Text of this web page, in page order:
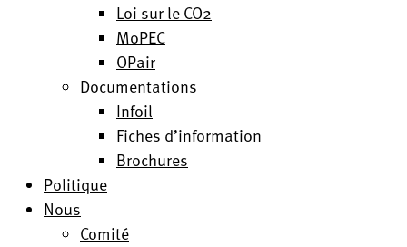
Loi sur le CO2
MoPEC
OPair
Documentations
Infoil
Fiches d’information
Brochures
Politique
Nous
Comité